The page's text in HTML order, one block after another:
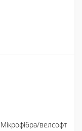
Мікрофібра/велсофт